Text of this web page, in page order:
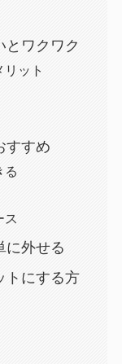
とワクワク
ット
すすめ
る
ス
に外せる
トにする方